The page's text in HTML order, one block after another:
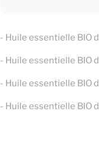
5ml
- Huile essentielle BIO
- Huile essentielle BIO
- Huile essentielle BIO
- Huile essentielle BIO